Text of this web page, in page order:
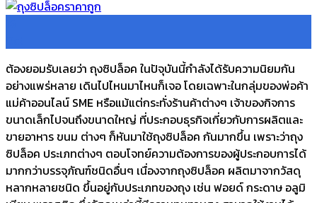
ต้องยอมรับเลยว่า ถุงซิปล็อค ในปัจุบันนี้กำลังได้รับความนิยมกัน
อย่างแพร่หลาย เดินไปไหนมาไหนก็เจอ โดยเฉพาะในกลุ่มของพ่อค้า
แม่ค้าออนไลน์ SME หรือแม้แต่กระทั่งร้านค้าต่างๆ เจ้าของกิจการ
ขนาดเล็กไปจนถึงขนาดใหญ่ ที่ประกอบธุรกิจเกี่ยวกับการผลิตและ
ขายอาหาร ขนม ต่างๆ ก็หันมาใช้ถุงซิปล็อค กันมากขึ้น เพราะว่าถุง
ซิปล็อค ประเภทต่างๆ ตอบโจทย์ความต้องการของผู้ประกอบการได้
มากกว่าบรรจุภัณฑ์ชนิดอื่นๆ เนื่องจากถุงซิปล็อค ผลิตมาจากวัสดุ
หลากหลายชนิด ขึ้นอยู่กับประเภทของถุง เช่น ฟอยด์ กระดาษ อลูมิ